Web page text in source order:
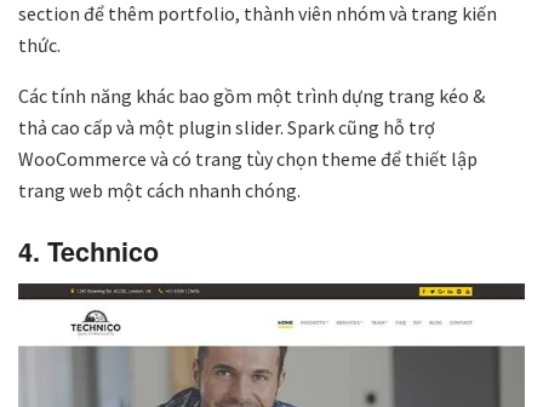
section để thêm portfolio, thành viên nhóm và trang kiến ​​
thức.
Các tính năng khác bao gồm một trình dựng trang kéo &
thả cao cấp và một plugin slider. Spark cũng hỗ trợ
WooCommerce và có trang tùy chọn theme để thiết lập
trang web một cách nhanh chóng.
4. Technico